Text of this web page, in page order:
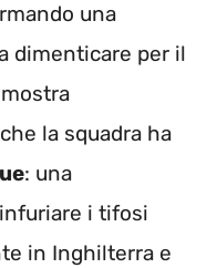
una
dimenticare per il
la squadra ha
: una
i tifosi
in Inghilterra e